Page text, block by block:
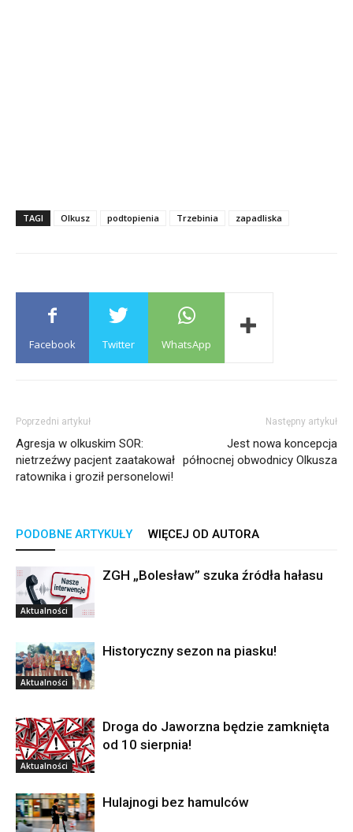
TAGI Olkusz podtopienia Trzebinia zapadliska
Facebook Twitter WhatsApp
Poprzedni artykuł
Agresja w olkuskim SOR:
nietrzeźwy pacjent zaatakował
ratownika i groził personelowi!
Następny artykuł
Jest nowa koncepcja
północnej obwodnicy Olkusza
PODOBNE ARTYKUŁY WIĘCEJ OD AUTORA
Aktualności
ZGH „Bolesław” szuka źródła hałasu
Aktualności
Historyczny sezon na piasku!
Aktualności
Droga do Jaworzna będzie zamknięta
od 10 sierpnia!
Hulajnogi bez hamulców